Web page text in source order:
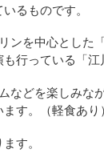
るものです。
ンを中心とした
行っている「
などを楽しみな
す。（軽食あり
す。